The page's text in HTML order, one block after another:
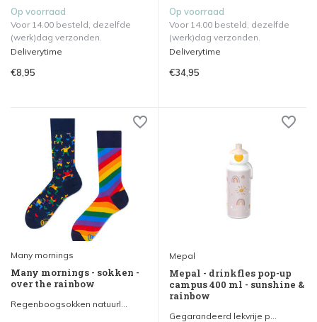
Op voorraad
Voor 14.00 besteld, dezelfde
(werk)dag verzonden.
Deliverytime
€8,95
Op voorraad
Voor 14.00 besteld, dezelfde
(werk)dag verzonden.
Deliverytime
€34,95
Many mornings
Many mornings - sokken -
over the rainbow
Regenboogsokken natuurl...
Mepal
Mepal - drinkfles pop-up
campus 400 ml - sunshine &
rainbow
Gegarandeerd lekvrije p...